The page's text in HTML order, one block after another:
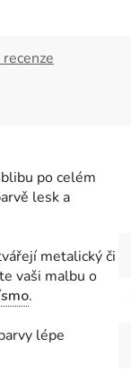
po celém
lesk a
metalický či
vaši malbu o
.
lépe